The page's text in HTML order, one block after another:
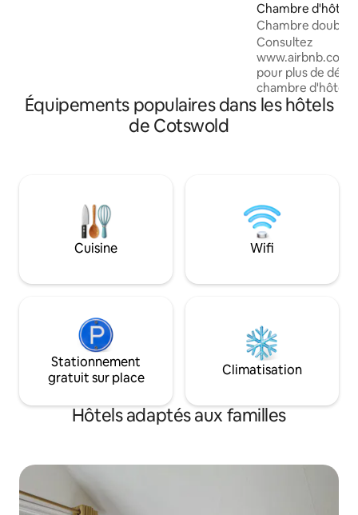
avec une literie confortable et des
attentions bien pensées. Réservez
maintenant pour ce séjour parfait !
Chambre d'hôtel
Chambre double
Consultez
pour plus de
chambre d'hôtes (king
récemment
plus encore. Chambre privée avec accès
24h/24 et 7j/7.
Abondance de
société. Thé et
voyageurs de 18
Équipements populaires dans les hôtels
de Cotswold
Cuisine Wifi
Stationnement
gratuit sur place
Climatisation
Hôtels adaptés aux familles